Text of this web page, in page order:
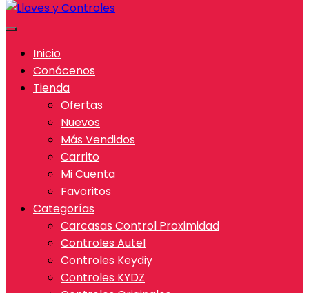
Inicio
Conócenos
Tienda
Ofertas
Nuevos
Más Vendidos
Carrito
Mi Cuenta
Favoritos
Categorías
Carcasas Control Proximidad
Controles Autel
Controles Keydiy
Controles KYDZ